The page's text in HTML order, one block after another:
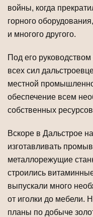
войны, когда
горного
и многого другого.
Под его
всех сил
местной
обеспечение всем
собственных
Вскоре в Дальстрое
изготавливать
металлорежущие
строились
выпускали много
от иголки до мебели.
планы по добыче